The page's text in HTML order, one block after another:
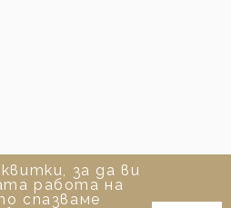
за да ви
работа на
спазваме